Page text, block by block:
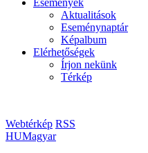
Események
Aktualitások
Eseménynaptár
Képalbum
Elérhetőségek
Írjon nekünk
Térkép
Webtérkép RSS
HUMagyar